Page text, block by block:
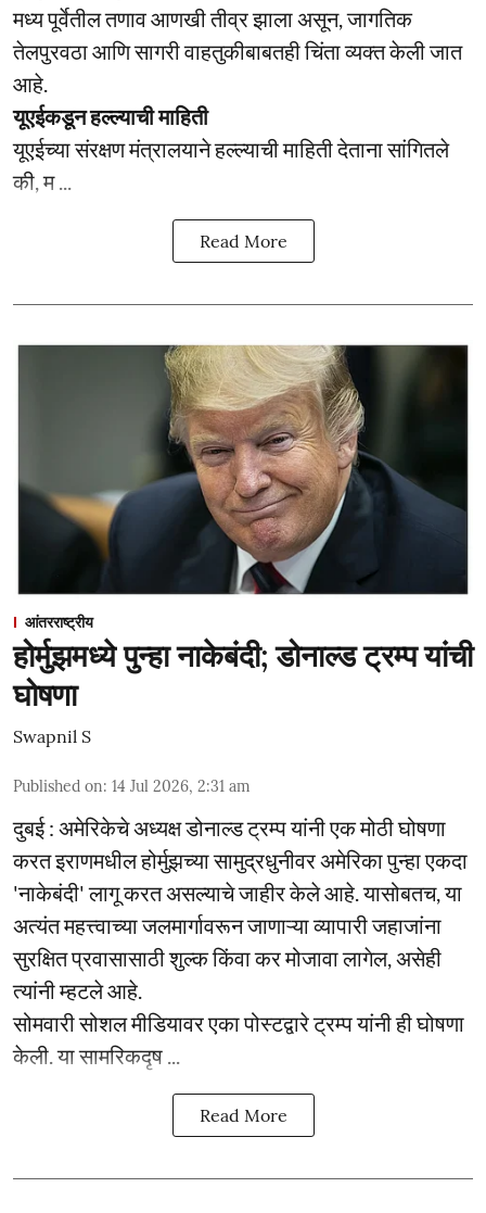
मध्य पूर्वेतील तणाव आणखी तीव्र झाला असून, जागतिक
तेलपुरवठा आणि सागरी वाहतुकीबाबतही चिंता व्यक्त केली जात
आहे.
यूएईकडून हल्ल्याची माहिती
यूएईच्या संरक्षण मंत्रालयाने हल्ल्याची माहिती देताना सांगितले
की, म ...
Read More
आंतरराष्ट्रीय
होर्मुझमध्ये पुन्हा नाकेबंदी; डोनाल्ड ट्रम्प यांची
घोषणा
Swapnil S
Published on: 14 Jul 2026, 2:31 am
दुबई : अमेरिकेचे अध्यक्ष डोनाल्ड ट्रम्प यांनी एक मोठी घोषणा
करत इराणमधील होर्मुझच्या सामुद्रधुनीवर अमेरिका पुन्हा एकदा
'नाकेबंदी' लागू करत असल्याचे जाहीर केले आहे. यासोबतच, या
अत्यंत महत्त्वाच्या जलमार्गावरून जाणाऱ्या व्यापारी जहाजांना
सुरक्षित प्रवासासाठी शुल्क किंवा कर मोजावा लागेल, असेही
त्यांनी म्हटले आहे.
सोमवारी सोशल मीडियावर एका पोस्टद्वारे ट्रम्प यांनी ही घोषणा
केली. या सामरिकदृष ...
Read More